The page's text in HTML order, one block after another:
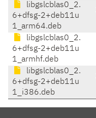
libgslcblas0_2.
6+dfsg-2+deb11u
1_arm64.deb
libgslcblas0_2.
6+dfsg-2+deb11u
1_armhf.deb
libgslcblas0_2.
6+dfsg-2+deb11u
1_i386.deb